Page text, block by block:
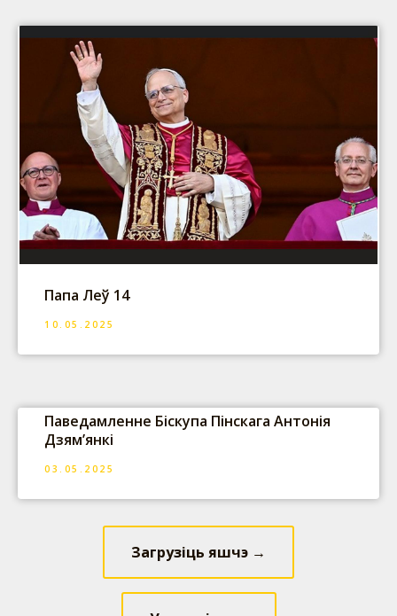
Папа Леў 14
10.05.2025
Паведамленне Біскупа Пінскага Антонія
Дзям’янкі
03.05.2025
Загрузіць яшчэ →